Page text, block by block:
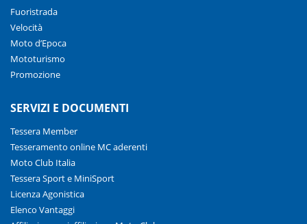
Fuoristrada
Velocità
Moto d’Epoca
Mototurismo
Promozione
SERVIZI E DOCUMENTI
Tessera Member
Tesseramento online MC aderenti
Moto Club Italia
Tessera Sport e MiniSport
Licenza Agonistica
Elenco Vantaggi